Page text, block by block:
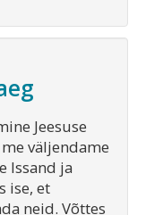
Jeesuse
väljendame
Issand ja
ise, et
neid. Võttes